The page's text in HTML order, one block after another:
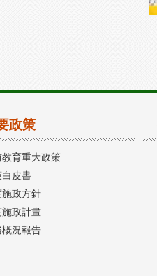
政策
教育重大政策
白皮書
施政方針
施政計畫
概況報告